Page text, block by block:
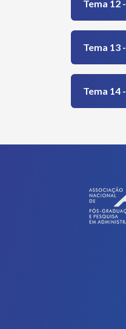
Tema 12
Tema
Tema 14